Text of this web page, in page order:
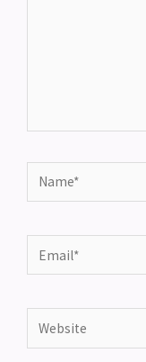
Name*
Email*
Website